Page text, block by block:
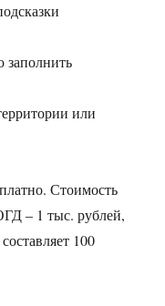
заполнить
или
Стоимость
– 1 тыс. рублей,
100